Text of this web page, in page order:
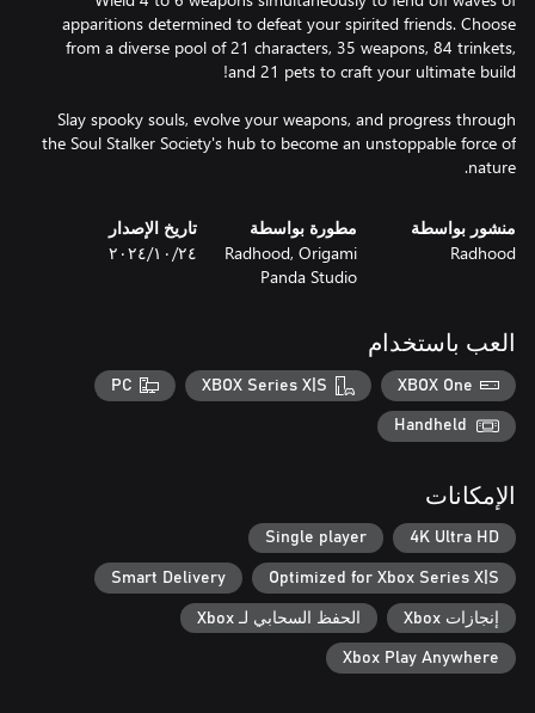
apparitions determined to defeat your spirited friends. Choose
from a diverse pool of 21 characters, 35 weapons, 84 trinkets,
Slay spooky souls, evolve your weapons, and progress through
the Soul Stalker Society's hub to become an unstoppable force of
nature.
منشور بواسطة
Radhood
مطورة بواسطة
Radhood, Origami
Panda Studio
تاريخ الإصدار
٢٤‏/١٠‏/٢٠٢٤
العب باستخدام
XBOX One
XBOX Series X|S
PC
Handheld
الإمكانات
4K Ultra HD
Single player
Optimized for Xbox Series X|S
Smart Delivery
إنجازات Xbox الحفظ السحابي لـ Xbox
Xbox Play Anywhere